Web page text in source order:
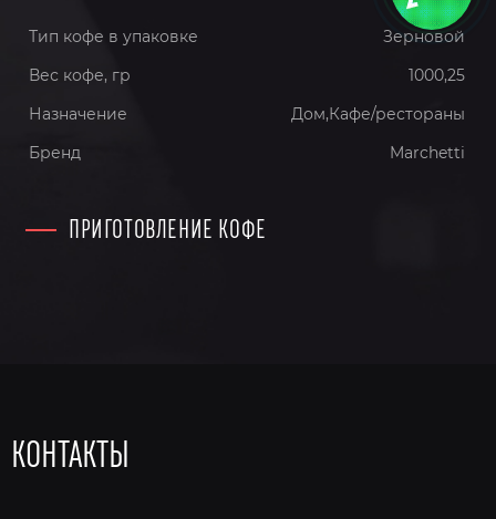
Тип кофе в упаковке
Зерновой
Вес кофе, гр
1000,25
Назначение
Дом,Кафе/рестораны
Бренд
Marchetti
ПРИГОТОВЛЕНИЕ КОФЕ
КОНТАКТЫ